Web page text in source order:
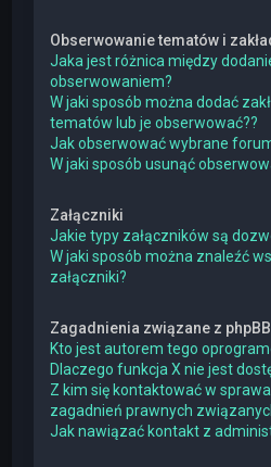
Obserwowanie tematów i
Jaka jest różnica między
obserwowaniem?
W jaki sposób można dodać
tematów lub je obserwować??
Jak obserwować wybrane
W jaki sposób usunąć
Załączniki
Jakie typy załączników są
W jaki sposób można znaleźć
załączniki?
Zagadnienia związane z phpBB
Kto jest autorem tego
Dlaczego funkcja X nie jest
Z kim się kontaktować w
zagadnień prawnych
Jak nawiązać kontakt z